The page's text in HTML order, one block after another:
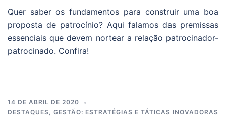
Quer saber os fundamentos para construir uma boa
proposta de patrocínio? Aqui falamos das premissas
essenciais que devem nortear a relação patrocinador-
patrocinado. Confira!
14 DE ABRIL DE 2020
DESTAQUES, GESTÃO: ESTRATÉGIAS E TÁTICAS INOVADORAS